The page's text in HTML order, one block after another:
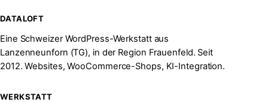
DATALOFT
Eine Schweizer WordPress-Werkstatt aus
Lanzenneunforn (TG), in der Region Frauenfeld. Seit
2012. Websites, WooCommerce-Shops, KI-Integration.
WERKSTATT